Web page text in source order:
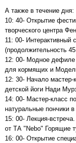
А также в течение дня:
10: 40- Открытие
творческого центра
11: 00- Интерактивный
(продолжительность
12: 00- Модное дефиле
для кормящих и
12: 30- Начало
детской йоги Нади
14: 00- Мастер-класс
натуральные пончики
15: 00- Лекция-
от ТА "Nebo" Горящие
16: 00- Открытие